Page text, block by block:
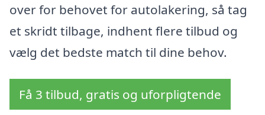
over for behovet for autolakering, så tag
et skridt tilbage, indhent flere tilbud og
vælg det bedste match til dine behov.
Få 3 tilbud, gratis og uforpligtende